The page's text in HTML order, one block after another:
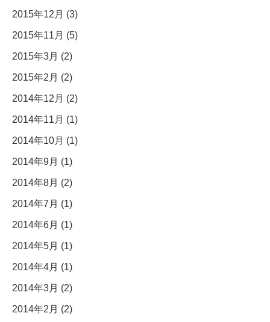
2015年12月 (3)
2015年11月 (5)
2015年3月 (2)
2015年2月 (2)
2014年12月 (2)
2014年11月 (1)
2014年10月 (1)
2014年9月 (1)
2014年8月 (2)
2014年7月 (1)
2014年6月 (1)
2014年5月 (1)
2014年4月 (1)
2014年3月 (2)
2014年2月 (2)